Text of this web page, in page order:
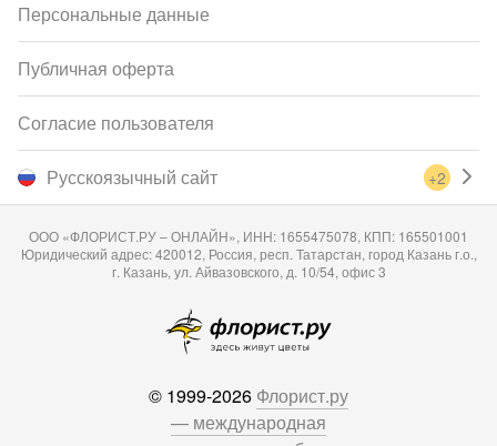
Русскоязычный сайт +2
Персональные данные
Публичная оферта
Согласие пользователя
ООО «ФЛОРИСТ.РУ – ОНЛАЙН», ИНН: 1655475078, КПП: 165501001
Юридический адрес: 420012, Россия, респ. Татарстан, город Казань г.о.,
г. Казань, ул. Айвазовского, д. 10/54, офис 3
© 1999-2026 Флорист.ру
— международная